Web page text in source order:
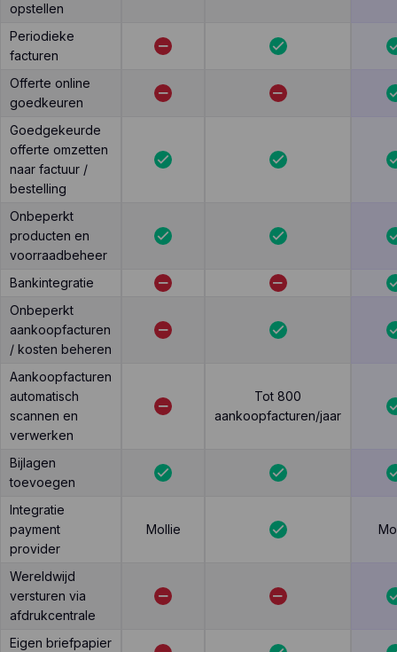
opstellen
Periodieke
facturen
Offerte online
goedkeuren
Goedgekeurde
offerte omzetten
naar factuur /
bestelling
Onbeperkt
producten en
voorraadbeheer
Bankintegratie
Onbeperkt
aankoopfacturen
/ kosten beheren
Aankoopfacturen
automatisch
scannen en
verwerken
Tot 800
aankoopfacturen/jaar
Bijlagen
toevoegen
Integratie
payment
provider
Mollie
Wereldwijd
versturen via
afdrukcentrale
Eigen briefpapier